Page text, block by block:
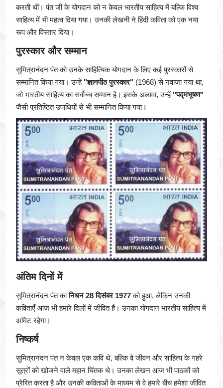
करती थीं। पंत जी के योगदान को न केवल भारतीय साहित्य में बल्कि विश्व
साहित्य में भी महत्व दिया गया। उनकी लेखनी ने हिंदी कविता को एक नया
रूप और विस्तार दिया।
पुरस्कार और सम्मान
सुमित्रानंदन पंत को उनके साहित्यिक योगदान के लिए कई पुरस्कारों से
सम्मानित किया गया। उन्हें "ज्ञानपीठ पुरस्कार" (1968) से नवाजा गया था,
जो भारतीय साहित्य का सर्वोच्च सम्मान है। इसके अलावा, उन्हें "पद्मभूषण"
जैसी प्रतिष्ठित उपाधियों से भी सम्मानित किया गया।
अंतिम दिनों में
सुमित्रानंदन पंत कानिधन 28 दिसंबर 1977को हुआ, लेकिन उनकी
कविताएँ आज भी हमारे दिलों में जीवित हैं। उनका योगदान भारतीय साहित्य में
अमिट रहेगा।
निष्कर्ष
सुमित्रानंदन पंत न केवल एक कवि थे, बल्कि वे जीवन और साहित्य के गहरे
सूत्रों को खोजने वाले महान चिंतक थे। उनका लेखन आज भी पाठकों को
प्रेरित करता है और उनकी कविताओं के माध्यम से वे हमारे बीच हमेशा जीवित